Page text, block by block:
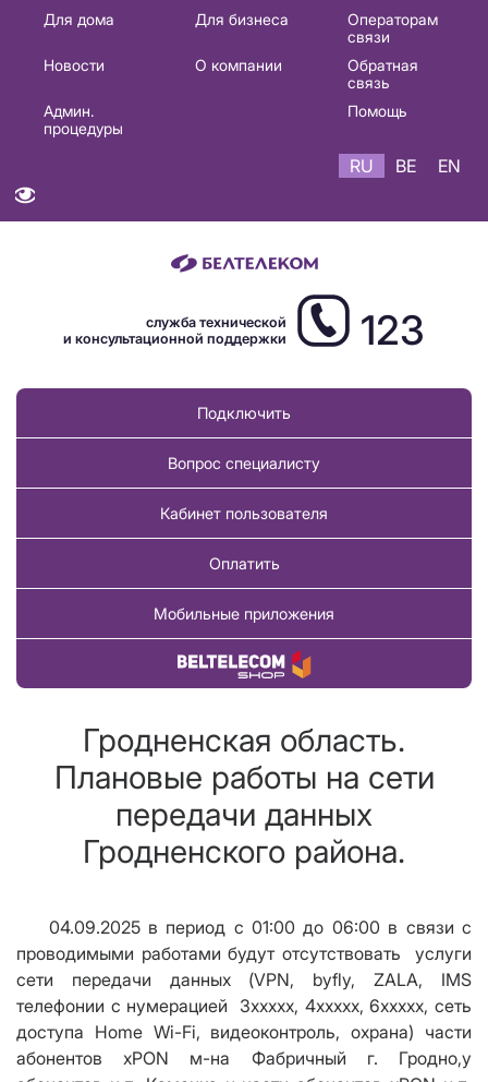
Основная
навигация
Для дома Для бизнеса
Операторам
связи
Новости
О компании
Обратная
связь
Админ.
процедуры
Помощь
RU BE EN
служба технической
и консультационной поддержки
123
Подключить
Вопрос специалисту
Кабинет пользователя
Оплатить
Мобильные приложения
Купить товар
Гродненская область.
Плановые работы на сети
передачи данных
Гродненского района.
04.09.2025 в период с 01:00 до 06:00 в связи с
проводимыми работами будут отсутствовать услуги
сети передачи данных (VPN, byfly, ZALA, IMS
телефонии с нумерацией 3хххxх, 4хххxх, 6хххxх, сеть
доступа Home Wi-Fi, видеоконтроль, охрана) части
абонентов xPON м-на Фабричный г. Гродно,у